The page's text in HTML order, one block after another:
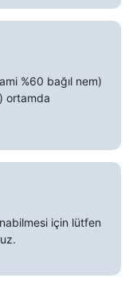
%60 bağıl nem)
ortamda
için lütfen